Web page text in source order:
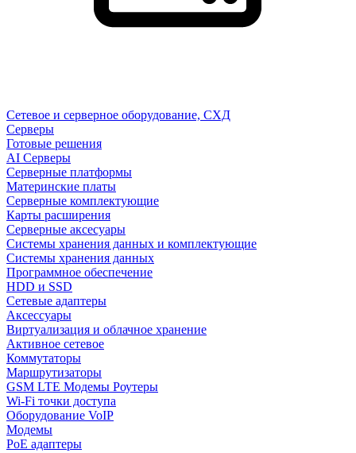
Сетевое и серверное оборудование, СХД
Cерверы
Готовые решения
AI Серверы
Серверные платформы
Материнские платы
Серверные комплектующие
Карты расширения
Серверные аксесуары
Системы хранения данных и комплектующие
Системы хранения данных
Программное обеспечение
HDD и SSD
Сетевые адаптеры
Аксессуары
Виртуализация и облачное хранение
Активное сетевое
Коммутаторы
Маршрутизаторы
GSM LTE Модемы Роутеры
Wi-Fi точки доступа
Оборудование VoIP
Модемы
PoE адаптеры